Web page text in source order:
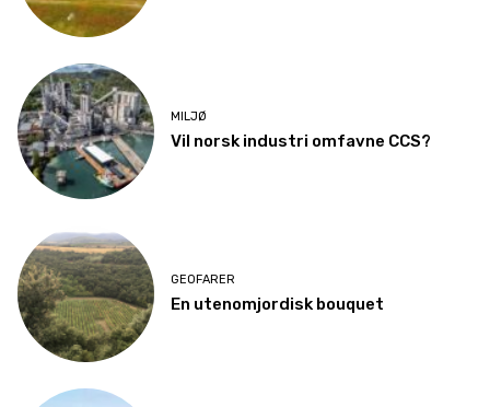
MILJØ
Vil norsk industri omfavne CCS?
GEOFARER
En utenomjordisk bouquet